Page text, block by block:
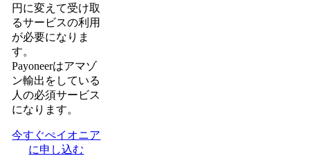
円に変えて受け取
るサービスの利用
が必要になりま
す。
Payoneerはアマゾ
ン輸出をしている
人の必須サービス
になります。
今すぐぺイオニア
に申し込む